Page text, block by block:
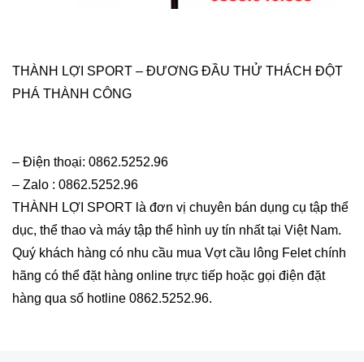
THÀNH LỢI SPORT – ĐƯƠNG ĐẦU THỬ THÁCH ĐỘT
PHÁ THÀNH CÔNG
– Điện thoại: 0862.5252.96
– Zalo : 0862.5252.96
THÀNH LỢI SPORT là đơn vị chuyên bán dụng cụ tập thể
dục, thể thao và máy tập thể hình uy tín nhất tại Việt Nam.
Quý khách hàng có nhu cầu mua Vợt cầu lông Felet chính
hãng có thể đặt hàng online trực tiếp hoặc gọi điện đặt
hàng qua số hotline 0862.5252.96.